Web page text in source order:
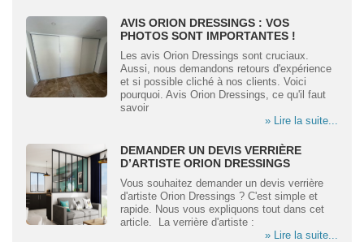
AVIS ORION DRESSINGS : VOS
PHOTOS SONT IMPORTANTES !
Les avis Orion Dressings sont cruciaux.
Aussi, nous demandons retours d'expérience
et si possible cliché à nos clients. Voici
pourquoi. Avis Orion Dressings, ce qu'il faut
savoir
» Lire la suite...
DEMANDER UN DEVIS VERRIÈRE
D’ARTISTE ORION DRESSINGS
Vous souhaitez demander un devis verrière
d'artiste Orion Dressings ? C'est simple et
rapide. Nous vous expliquons tout dans cet
article. La verrière d'artiste :
» Lire la suite...